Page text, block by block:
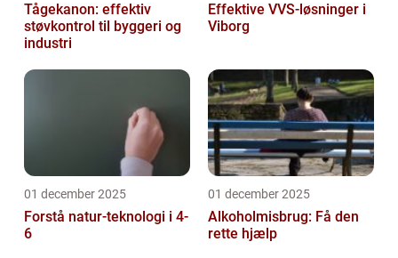
Tågekanon: effektiv
støvkontrol til byggeri og
industri
Effektive VVS-løsninger i
Viborg
01 december 2025
Forstå natur-teknologi i 4-
6
01 december 2025
Alkoholmisbrug: Få den
rette hjælp